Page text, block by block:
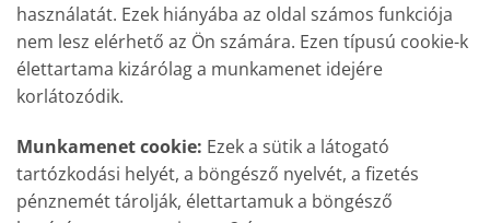
használatát. Ezek hiányába az oldal számos funkciója
nem lesz elérhető az Ön számára. Ezen típusú cookie-k
élettartama kizárólag a munkamenet idejére
korlátozódik.
Munkamenet cookie: Ezek a sütik a látogató
tartózkodási helyét, a böngésző nyelvét, a fizetés
pénznemét tárolják, élettartamuk a böngésző